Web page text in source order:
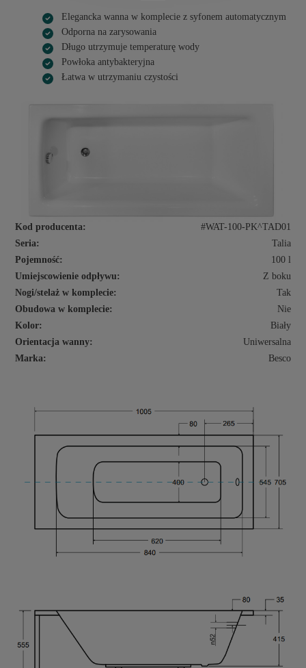
Elegancka wanna w komplecie z syfonem automatycznym
Odporna na zarysowania
Długo utrzymuje temperaturę wody
Powłoka antybakteryjna
Łatwa w utrzymaniu czystości
Kod producenta:
#WAT-100-PK^TAD01
Seria:
Talia
Pojemność:
100 l
Umiejscowienie odpływu:
Z boku
Nogi/stelaż w komplecie:
Tak
Obudowa w komplecie:
Nie
Kolor:
Biały
Orientacja wanny:
Uniwersalna
Marka:
Besco